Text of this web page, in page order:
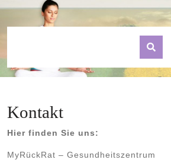
Kontakt
Hier finden Sie uns:
MyRückRat – Gesundheitszentrum